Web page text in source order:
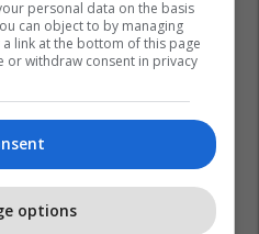
dhe shije nga Sempre
personal data on the basis
can object to by managing
link at the bottom of this page
or withdraw consent in privacy
options